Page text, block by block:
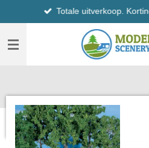
direct
naar
hoofdinhoud
Totale uitverkoop.